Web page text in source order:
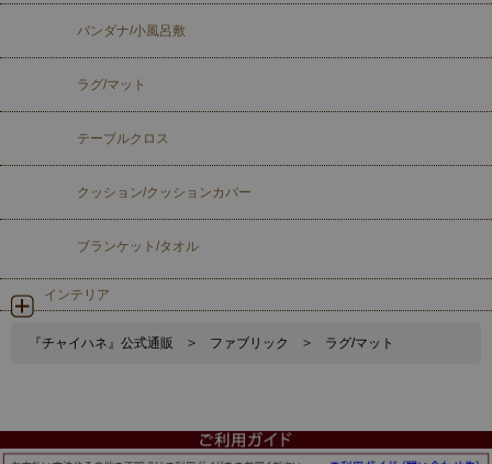
バンダナ/小風呂敷
ラグ/マット
テーブルクロス
クッション/クッションカバー
ブランケット/タオル
インテリア
『チャイハネ』公式通販 > ファブリック > ラグ/マット